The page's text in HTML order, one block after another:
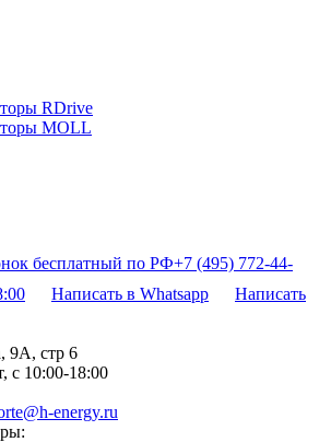
RDrive
MOLL
бесплатный по РФ+7 (495) 772-44-
Написать в Whatsapp
Написать
9А, стр 6
с 10:00-18:00
energy.ru